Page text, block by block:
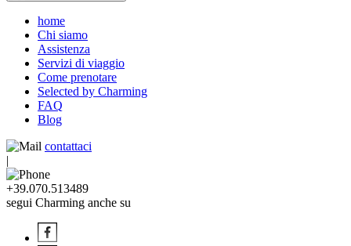
home
Chi siamo
Assistenza
Servizi di viaggio
Come prenotare
Selected by Charming
FAQ
Blog
contattaci
|
+39.070.513489
segui Charming anche su